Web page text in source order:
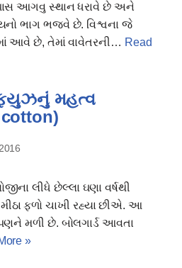
આગવુ સ્થાન ધરાવે છે અને
ભાગ ભજવે છે. વિશ્વના જે
આવે છે, તેમાં વાવેતરની… Read
મહત્વ
લીધે છેલ્લા ઘણા વર્ષથી
ફળો ચાખી રહ્યા છીએ. આ
મળી છે. બોલગાર્ડ આવતા
»